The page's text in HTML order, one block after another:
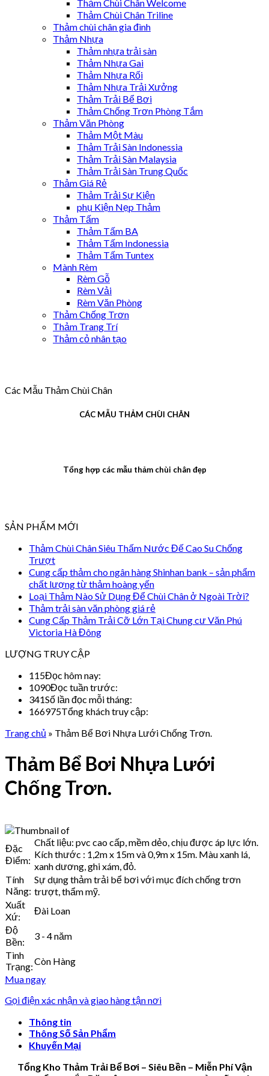
Thảm Chùi Chân Welcome
Thảm Chùi Chân Triline
Thảm chùi chân gia đình
Thảm Nhựa
Thảm nhựa trải sàn
Thảm Nhựa Gai
Thảm Nhựa Rối
Thảm Nhựa Trải Xưởng
Thảm Trải Bể Bơi
Thảm Chống Trơn Phòng Tắm
Thảm Văn Phòng
Thảm Một Màu
Thảm Trải Sàn Indonessia
Thảm Trải Sàn Malaysia
Thảm Trải Sàn Trung Quốc
Thảm Giá Rẻ
Thảm Trải Sự Kiện
phụ Kiện Nẹp Thảm
Thảm Tấm
Thảm Tấm BA
Thảm Tấm Indonessia
Thảm Tấm Tuntex
Mành Rèm
Rèm Gỗ
Rèm Vải
Rèm Văn Phòng
Thảm Chống Trơn
Thảm Trang Trí
Thảm cỏ nhân tạo
Các Mẫu Thảm Chùi Chân
CÁC MẪU THẢM CHÙI CHÂN
Tổng hợp các mẫu thảm chùi chân đẹp
SẢN PHẨM MỚI
Thảm Chùi Chân Siêu Thấm Nước Đế Cao Su Chống
Trượt
Cung cấp thảm cho ngân hàng Shinhan bank – sản phẩm
chất lượng từ thảm hoàng yến
Loại Thảm Nào Sử Dụng Để Chùi Chân ở Ngoài Trời?
Thảm trải sàn văn phòng giá rẻ
Cung Cấp Thảm Trải Cỡ Lớn Tại Chung cư Văn Phú
Victoria Hà Đông
LƯỢNG TRUY CẬP
115Đọc hôm nay:
1090Đọc tuần trước:
341Số lần đọc mỗi tháng:
166975Tổng khách truy cập:
Trang chủ » Thảm Bể Bơi Nhựa Lưới Chống Trơn.
Thảm Bể Bơi Nhựa Lưới
Chống Trơn.
Đặc
Điểm:
Chất liệu: pvc cao cấp, mềm dẻo, chịu được áp lực lớn.
Kích thước : 1,2m x 15m và 0,9m x 15m. Màu xanh lá,
xanh dương, ghi xám, đỏ.
Tính
Năng:
Sự dụng thảm trải bể bơi với mục đích chống trơn
trượt, thẩm mỹ.
Xuất
Xứ:
Đài Loan
Độ
Bền:
3 - 4 năm
Tình
Trạng:Còn Hàng
Mua ngay
Gọi điện xác nhận và giao hàng tận nơi
Thông tin
Thông Số Sản Phẩm
Khuyến Mại
Tổng Kho Thảm Trải Bể Bơi – Siêu Bền – Miễn Phí Vận